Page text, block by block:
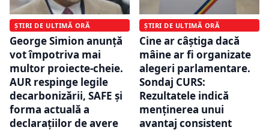
ȘTIRI DE ULTIMĂ ORĂ
George Simion anunță
vot împotriva mai
multor proiecte-cheie.
AUR respinge legile
decarbonizării, SAFE și
forma actuală a
declarațiilor de avere
ȘTIRI DE ULTIMĂ ORĂ
Cine ar câștiga dacă
mâine ar fi organizate
alegeri parlamentare.
Sondaj CURS:
Rezultatele indică
menținerea unui
avantaj consistent